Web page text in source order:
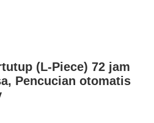
(L-Piece) 72 jam
Pencucian otomatis